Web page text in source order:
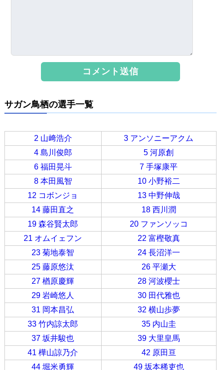
サガン鳥栖の選手一覧
2 山﨑浩介
3 アンソニーアクム
4 島川俊郎
5 河原創
6 福田晃斗
7 手塚康平
8 本田風智
10 小野裕二
12 コボンジョ
13 中野伸哉
14 藤田直之
18 西川潤
19 森谷賢太郎
20 ファンソッコ
21 オムイェフン
22 富樫敬真
23 菊地泰智
24 長沼洋一
25 藤原悠汰
26 平瀬大
27 楢原慶輝
28 河波櫻士
29 岩崎悠人
30 田代雅也
31 岡本昌弘
32 横山歩夢
33 竹内諒太郎
35 内山圭
37 坂井駿也
39 大里皇馬
41 樺山諒乃介
42 原田亘
44 堀米勇輝
49 坂本稀吏也